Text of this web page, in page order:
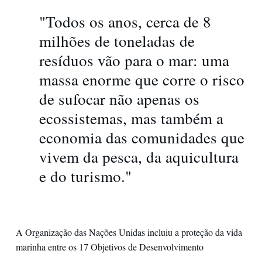
"Todos os anos, cerca de 8
milhões de toneladas de
resíduos vão para o mar: uma
massa enorme que corre o risco
de sufocar não apenas os
ecossistemas, mas também a
economia das comunidades que
vivem da pesca, da aquicultura
e do turismo."
A Organização das Nações Unidas incluiu a proteção da vida
marinha entre os 17 Objetivos de Desenvolvimento